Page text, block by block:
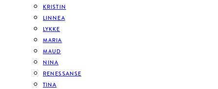
KRISTIN
LINNEA
LYKKE
MARIA
MAUD
NINA
RENESSANSE
TINA